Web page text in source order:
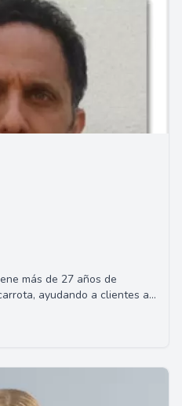
más de 27 años de
ayudando a clientes a